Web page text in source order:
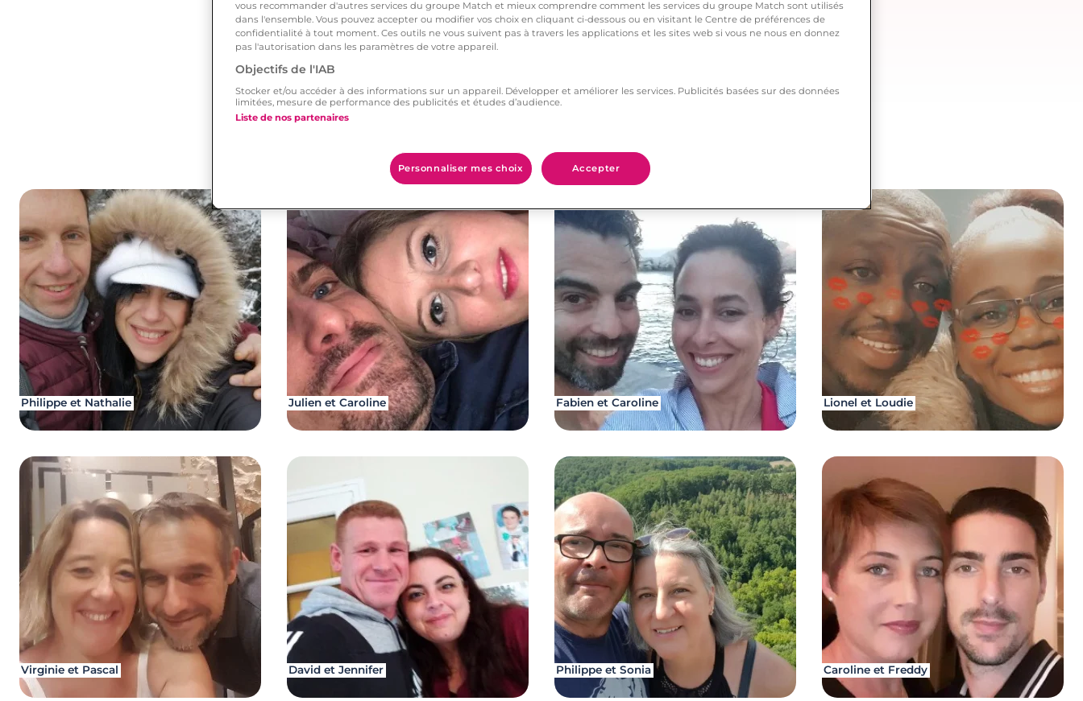
Vous aimerez aussi
Philippe et Nathalie Julien et Caroline Fabien et Caroline Lionel et Loudie
Virginie et Pascal David et Jennifer Philippe et Sonia Caroline et Freddy
vous recommander d'autres services du groupe Match et mieux comprendre comment les services du groupe Match sont utilisés
dans l'ensemble. Vous pouvez accepter ou modifier vos choix en cliquant ci-dessous ou en visitant le Centre de préférences de
confidentialité à tout moment. Ces outils ne vous suivent pas à travers les applications et les sites web si vous ne nous en donnez
pas l'autorisation dans les paramètres de votre appareil.
Objectifs de l'IAB
Stocker et/ou accéder à des informations sur un appareil. Développer et améliorer les services. Publicités basées sur des données
limitées, mesure de performance des publicités et études d’audience.
Liste de nos partenaires
Personnaliser mes choix Accepter